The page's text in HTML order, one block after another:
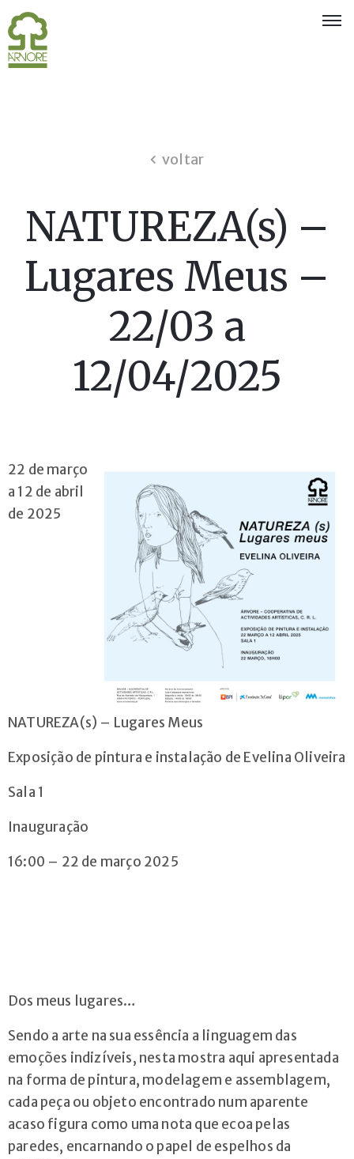
Oferta
geral@arvorecoop.pt
voltar
NATUREZA(s) –
Lugares Meus –
22/03 a
12/04/2025
22 de março
a 12 de abril
de 2025
NATUREZA(s) – Lugares Meus
Exposição de pintura e instalação de Evelina Oliveira
Sala 1
Inauguração
16:00 – 22 de março 2025
Dos meus lugares…
Sendo a arte na sua essência a linguagem das
emoções indizíveis, nesta mostra aqui apresentada
na forma de pintura, modelagem e assemblagem,
cada peça ou objeto encontrado num aparente
acaso figura como uma nota que ecoa pelas
paredes, encarnando o papel de espelhos da